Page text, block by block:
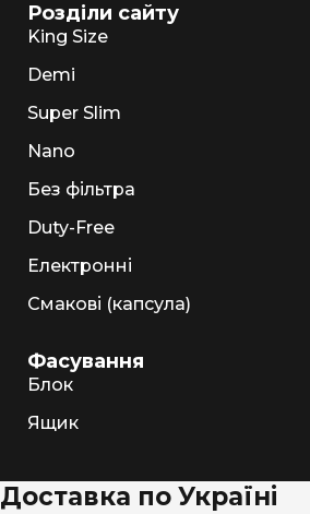
Розділи сайту
King Size
Demi
Super Slim
Nano
Без фільтра
Duty-Free
Електронні
Смакові (капсула)
Фасування
Блок
Ящик
Доставка по Україні